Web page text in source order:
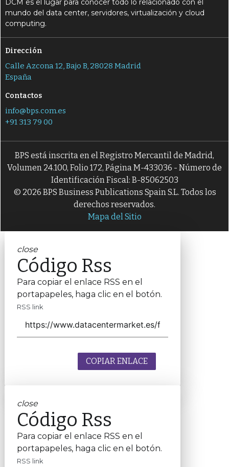
DCM es el lugar para conocer todo lo relacionado con el
mundo del data center, servidores, virtualización y cloud
computing.
Dirección
Calle Azcona 12, Bajo B, 28028 Madrid
España
Contactos
info@bps.com.es
+91 313 79 00
BPS está inscrita en el Registro Mercantil de Madrid,
Volumen 24.100, Folio 172, Página M-433036 - Número de
Identificación Fiscal: B-85062503
© 2026 BPS Business Publications Spain S.L. Todos los
derechos reservados.
Mapa del Sitio
close
Código Rss
Para copiar el enlace RSS en el
portapapeles, haga clic en el botón.
RSS link
COPIAR ENLACE
close
Código Rss
Para copiar el enlace RSS en el
portapapeles, haga clic en el botón.
RSS link